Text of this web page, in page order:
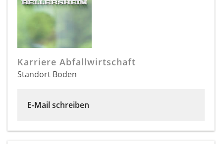
Karriere Abfallwirtschaft
Standort Boden
E-Mail schreiben